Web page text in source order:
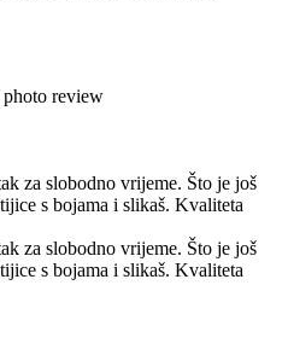
za slobodno vrijeme. Što je još
s bojama i slikaš. Kvaliteta
za slobodno vrijeme. Što je još
s bojama i slikaš. Kvaliteta